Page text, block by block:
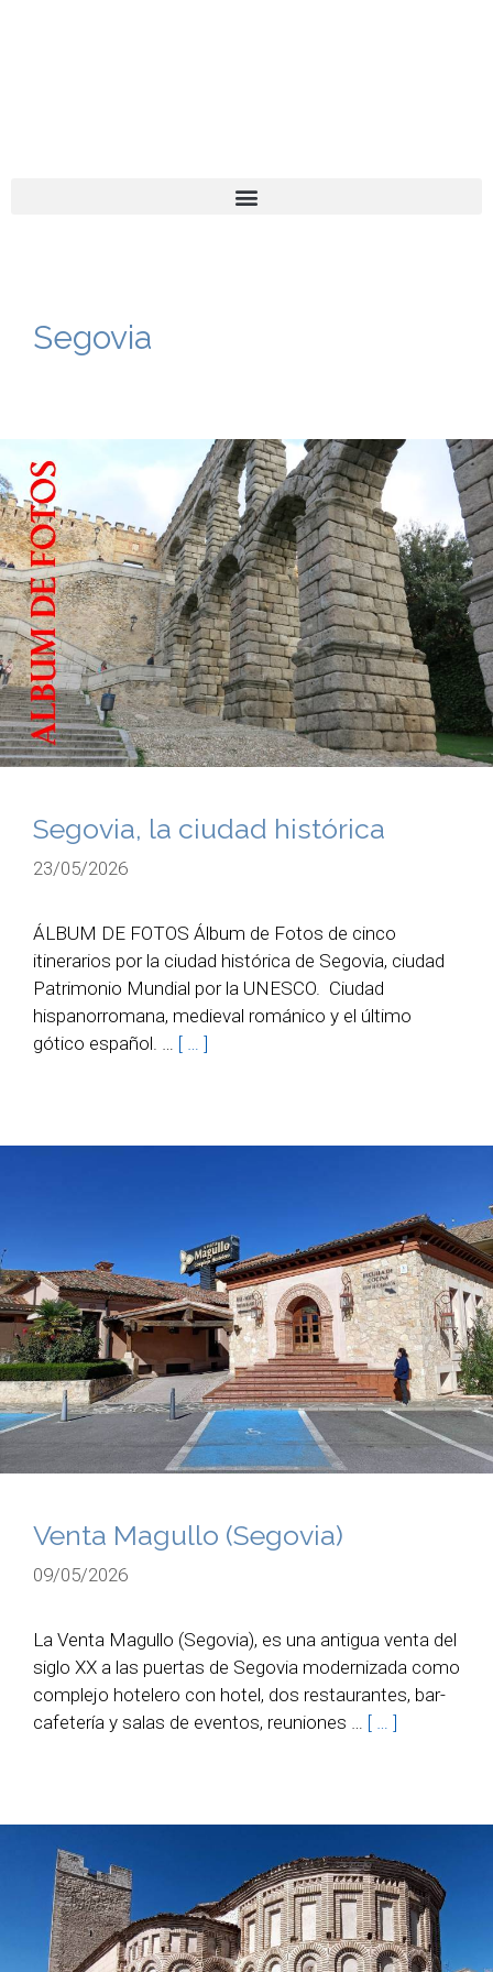
Segovia
Segovia, la ciudad histórica
23/05/2026
ÁLBUM DE FOTOS Álbum de Fotos de cinco
itinerarios por la ciudad histórica de Segovia, ciudad
Patrimonio Mundial por la UNESCO. Ciudad
hispanorromana, medieval románico y el último
gótico español. … [ … ]
Venta Magullo (Segovia)
09/05/2026
La Venta Magullo (Segovia), es una antigua venta del
siglo XX a las puertas de Segovia modernizada como
complejo hotelero con hotel, dos restaurantes, bar-
cafetería y salas de eventos, reuniones … [ … ]